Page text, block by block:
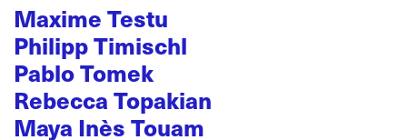
Maxime Testu
Philipp Timischl
Pablo Tomek
Rebecca Topakian
Maya Inès Touam